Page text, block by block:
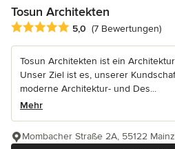
Tosun Architekten
Durchschnittliche Bewertung: 5
5,0 (7 Bewertungen)
Tosun Architekten ist ein
Unser Ziel ist es, unserer
moderne Architektur- und Des...
Mehr
Mombacher Straße 2A, 55122 Mainz